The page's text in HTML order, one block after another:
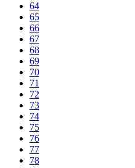
64
65
66
67
68
69
70
71
72
73
74
75
76
77
78